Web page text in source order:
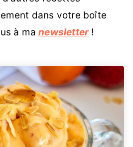
dans votre boîte
à manewsletter!